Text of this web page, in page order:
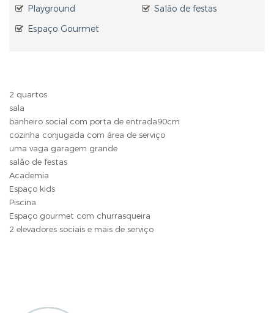
Playground
Salão de festas
Espaço Gourmet
2 quartos
sala
banheiro social com porta de entrada90cm
cozinha conjugada com área de serviço
uma vaga garagem grande
salão de festas
Academia
Espaço kids
Piscina
Espaço gourmet com churrasqueira
2 elevadores sociais e mais de serviço